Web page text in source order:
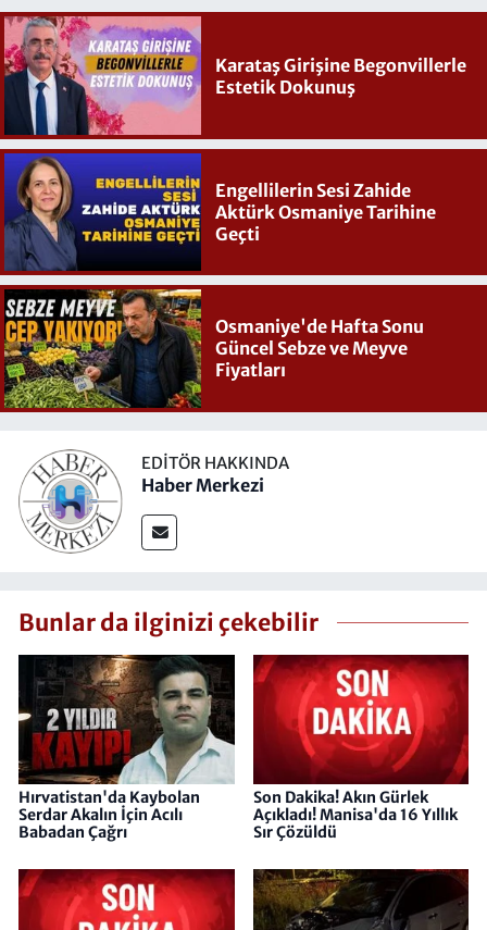
Karataş Girişine Begonvillerle
Estetik Dokunuş
Engellilerin Sesi Zahide
Aktürk Osmaniye Tarihine
Geçti
Osmaniye'de Hafta Sonu
Güncel Sebze ve Meyve
Fiyatları
EDITÖR HAKKINDA
Haber Merkezi
Bunlar da ilginizi çekebilir
Hırvatistan'da Kaybolan
Serdar Akalın İçin Acılı
Babadan Çağrı
Son Dakika! Akın Gürlek
Açıkladı! Manisa'da 16 Yıllık
Sır Çözüldü